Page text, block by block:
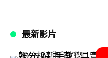
最新影片